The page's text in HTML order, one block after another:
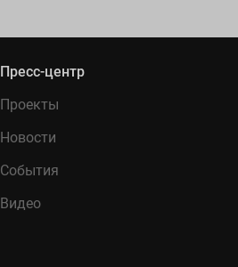
Пресс-центр
Проекты
Новости
События
Видео